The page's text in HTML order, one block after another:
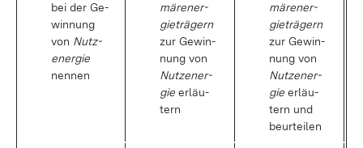
bei der Ge­
win­nung
von Nutz­
ener­gie
nen­nen
mär­ener­
gie­trä­gern
zur Ge­win­
nung von
Nutz­ener­
gie er­läu­
tern
mär­ener­
gie­trä­gern
zur Ge­win­
nung von
Nutz­ener­
gie er­läu­
tern und
be­ur­tei­len